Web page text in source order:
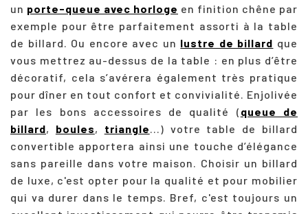
un porte-queue avec horloge en finition chêne par
exemple pour être parfaitement assorti à la table
de billard. Ou encore avec un lustre de billard que
vous mettrez au-dessus de la table : en plus d’être
décoratif, cela s’avérera également très pratique
pour dîner en tout confort et convivialité. Enjolivée
par les bons accessoires de qualité ( queue de
billard, boules, triangle ...) votre table de billard
convertible apportera ainsi une touche d’élégance
sans pareille dans votre maison. Choisir un billard
de luxe, c'est opter pour la qualité et pour mobilier
qui va durer dans le temps. Bref, c'est toujours un